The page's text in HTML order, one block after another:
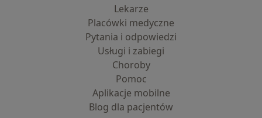
Lekarze
Placówki medyczne
Pytania i odpowiedzi
Usługi i zabiegi
Choroby
Pomoc
Aplikacje mobilne
Blog dla pacjentów